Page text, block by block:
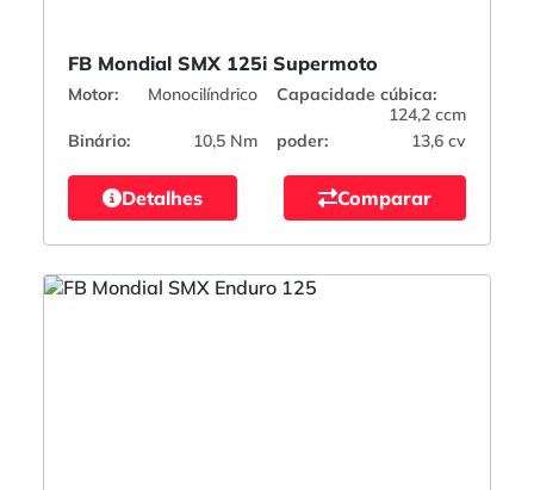
FB Mondial SMX 125i Supermoto
Motor: Monocilíndrico
Capacidade cúbica:
124,2 ccm
Binário:
10,5 Nm poder: 13,6 cv
Detalhes Comparar